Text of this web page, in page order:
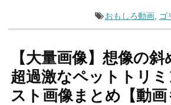
おもしろ動画, ゴ
【大量画像】想像の斜
超過激なペットトリ
スト画像まとめ【動画